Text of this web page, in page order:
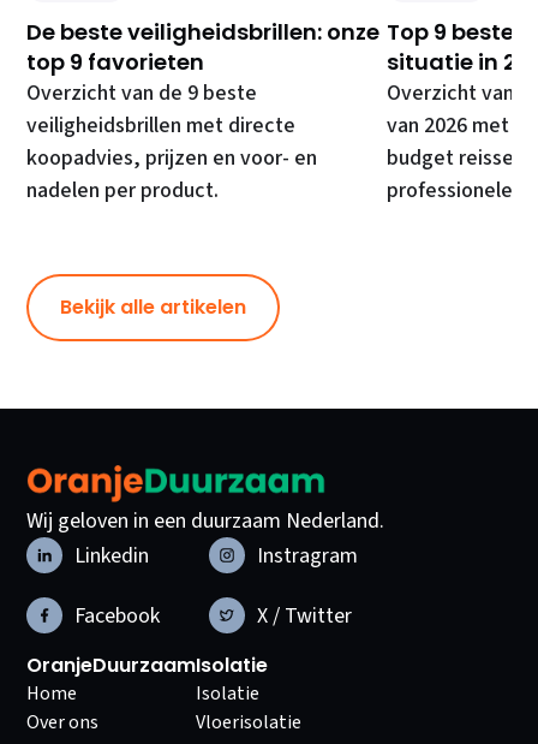
De beste veiligheidsbrillen: onze
top 9 favorieten
Overzicht van de 9 beste
veiligheidsbrillen met directe
koopadvies, prijzen en voor- en
nadelen per product.
Top 9 beste
situatie in
Overzicht van
van 2026 met
budget
professionele
Bekijk alle artikelen
Wij geloven in een duurzaam Nederland.
Linkedin
Instragram
Facebook
X / Twitter
OranjeDuurzaam
Home
Over ons
Isolatie
Isolatie
Vloerisolatie